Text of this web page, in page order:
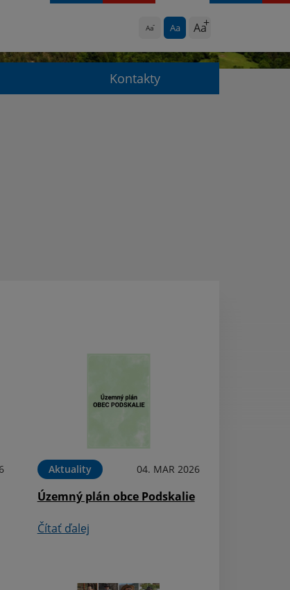
Aa Aa Aa
Kontakty
Aktuality 04. MAR 2026
Územný plán obce Podskalie
Čítať ďalej